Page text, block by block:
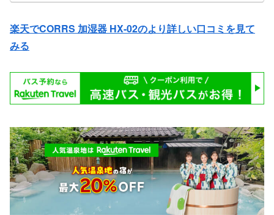
楽天でCORRS 加湿器 HX-02のより詳しい口コミを見て
みる